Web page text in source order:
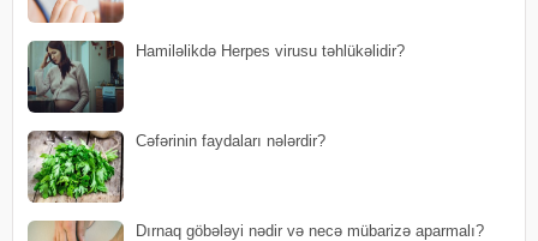
Hamiləlikdə Herpes virusu təhlükəlidir?
Cəfərinin faydaları nələrdir?
Dırnaq göbələyi nədir və necə mübarizə aparmalı?